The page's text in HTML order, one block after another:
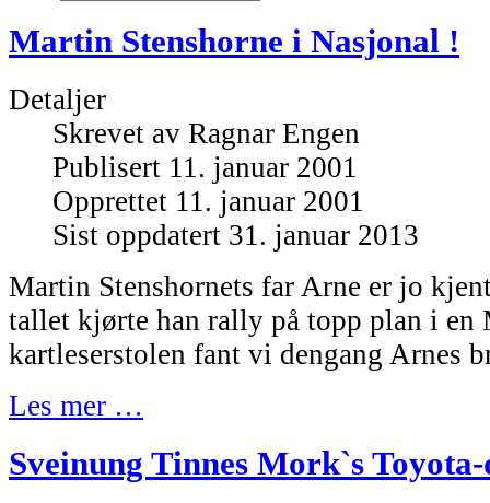
Martin Stenshorne i Nasjonal !
Detaljer
Skrevet av Ragnar Engen
Publisert 11. januar 2001
Opprettet 11. januar 2001
Sist oppdatert 31. januar 2013
Martin Stenshornets far Arne er jo
tallet kjørte han rally på topp plan i en
kartleserstolen fant vi dengang Arnes
Les mer …
Sveinung Tinnes Mork`s